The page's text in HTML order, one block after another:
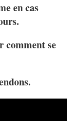
en cas
comment se